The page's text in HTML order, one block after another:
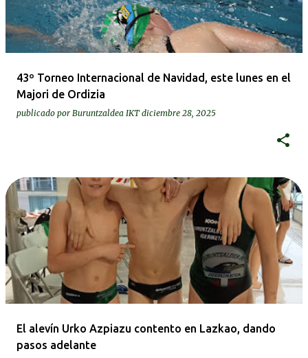
43º Torneo Internacional de Navidad, este lunes en el
Majori de Ordizia
publicado por Buruntzaldea IKT diciembre 28, 2025
El alevín Urko Azpiazu contento en Lazkao, dando
pasos adelante